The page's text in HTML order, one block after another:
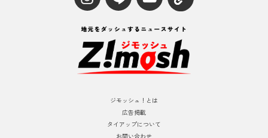
ジモッシュ！とは
広告掲載
タイアップについて
お問い合わせ